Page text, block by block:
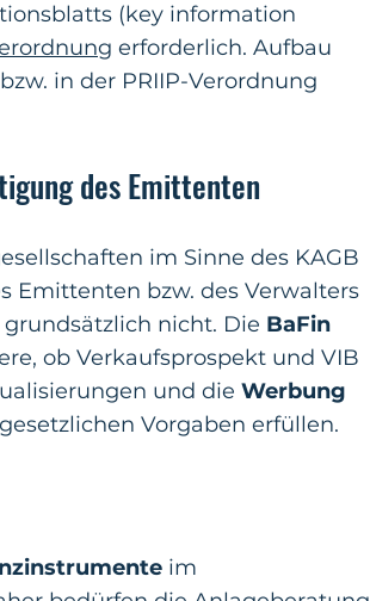
(key information
erforderlich. Aufbau
in der PRIIP-Verordnung
des Emittenten
im Sinne des KAGB
Emittenten bzw. des Verwalters
nicht. Die BaFin
ob Verkaufsprospekt und VIB
und die Werbung
Vorgaben erfüllen.
im